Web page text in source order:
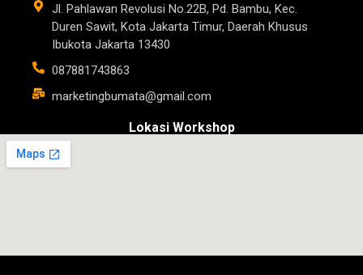
Jl. Pahlawan Revolusi No.22B, Pd. Bambu, Kec.
Duren Sawit, Kota Jakarta Timur, Daerah Khusus
Ibukota Jakarta 13430
087881743863
marketingbumata@gmail.com
Lokasi Workshop